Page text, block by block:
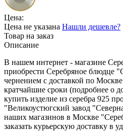
Цена:
Цена не указана Нашли дешевле?
Товар на заказ
Описание
В нашем интернет - магазине
приобрести Серебряное блюдце
чернением с доставкой по
кратчайшие сроки (подробнее о
купить изделие из серебра 925
"Великоустюгский завод
наших магазинов в Москве
заказать курьерскую доставку в